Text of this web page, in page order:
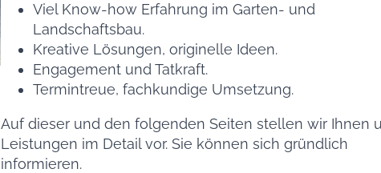
Viel Know-how Erfahrung im Garten- und
Landschaftsbau.
Kreative Lösungen, originelle Ideen.
Engagement und Tatkraft.
Termintreue, fachkundige Umsetzung.
Auf dieser und den folgenden Seiten stellen wir Ihnen
Leistungen im Detail vor. Sie können sich gründlich
informieren.